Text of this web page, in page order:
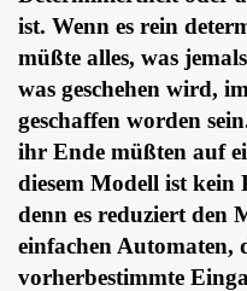
ist. Wenn es rein
müßte alles, was
was geschehen wird,
geschaffen worden
ihr Ende müßten auf
diesem Modell ist
denn es reduziert den
einfachen Automaten,
vorherbestimmte